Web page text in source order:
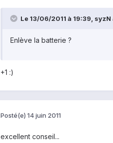
Le 13/06/2011 à 19:39, syzN
Enlève la batterie ?
+1 :)
Posté(e) 14 juin 2011
excellent conseil...